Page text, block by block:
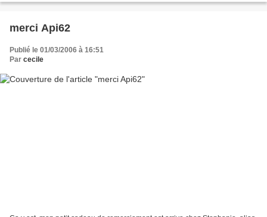
merci Api62
Publié le 01/03/2006 à 16:51
Par cecile